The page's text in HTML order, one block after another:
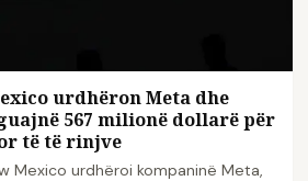
urdhëron Meta dhe
567 milionë dollarë për
të të rinjve
Mexico urdhëroi kompaninë Meta,